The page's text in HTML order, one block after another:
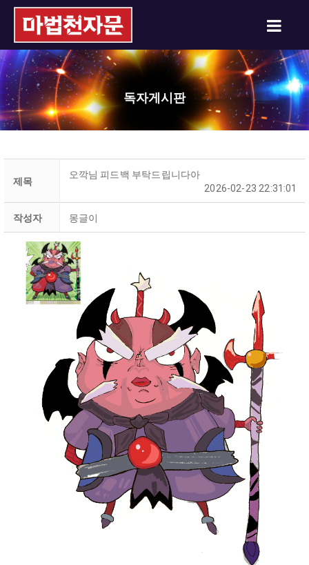
독자게시판
제목
오깍님 피드백 부탁드립니다아
2026-02-23 22:31:01
작성자 몽글이